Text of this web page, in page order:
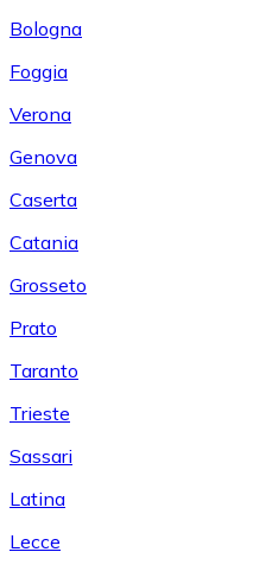
Bologna
Foggia
Verona
Genova
Caserta
Catania
Grosseto
Prato
Taranto
Trieste
Sassari
Latina
Lecce